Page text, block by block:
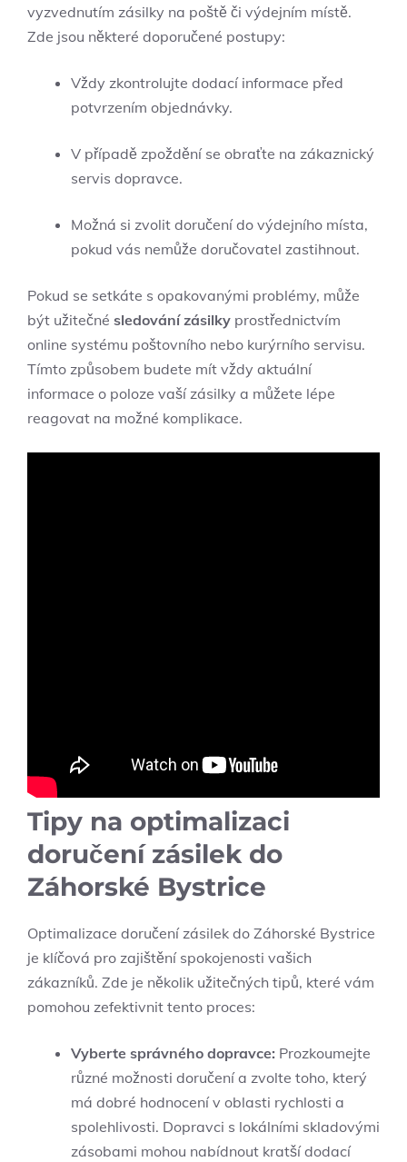
vyzvednutím ⁢zásilky na poště či výdejním místě.
Zde jsou některé doporučené postupy:
Vždy zkontrolujte dodací informace před
potvrzením objednávky.
V případě zpoždění se obraťte na zákaznický
servis dopravce.
Možná si zvolit doručení ‍do výdejního místa,
pokud vás nemůže doručovatel zastihnout.
Pokud se setkáte⁤ s opakovanými problémy, může ​
být užitečné sledování ‌zásilky prostřednictvím
online systému poštovního nebo kurýrního ⁣servisu.
Tímto způsobem budete mít vždy aktuální
informace o poloze vaší zásilky a můžete lépe⁣
reagovat na možné ‍komplikace.
Tipy na optimalizaci
doručení zásilek do
Záhorské Bystrice
Optimalizace doručení zásilek do ​Záhorské Bystrice
je klíčová‍ pro zajištění‌ spokojenosti vašich​
zákazníků. Zde je několik ‌užitečných tipů, které ‌vám
pomohou zefektivnit tento proces:
Vyberte ‍správného dopravce: Prozkoumejte
různé možnosti doručení a zvolte toho, který
má dobré hodnocení v oblasti rychlosti a
spolehlivosti. Dopravci s lokálními skladovými
zásobami mohou nabídnout kratší dodací